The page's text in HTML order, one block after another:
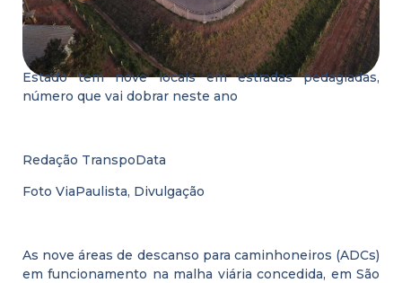
Estado tem nove locais em estradas pedagiadas,
número que vai dobrar neste ano
Redação TranspoData
Foto ViaPaulista, Divulgação
As nove áreas de descanso para caminhoneiros (ADCs)
em funcionamento na malha viária concedida, em São